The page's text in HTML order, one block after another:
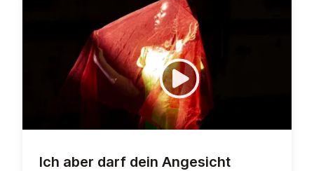
Ich aber darf dein Angesicht